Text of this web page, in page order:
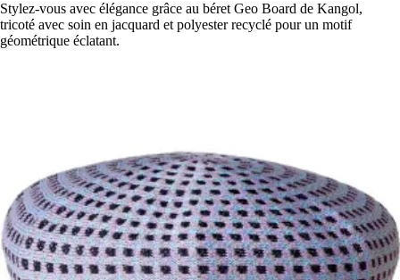
Stylez-vous avec élégance grâce au béret Geo Board de Kangol,
tricoté avec soin en jacquard et polyester recyclé pour un motif
géométrique éclatant.